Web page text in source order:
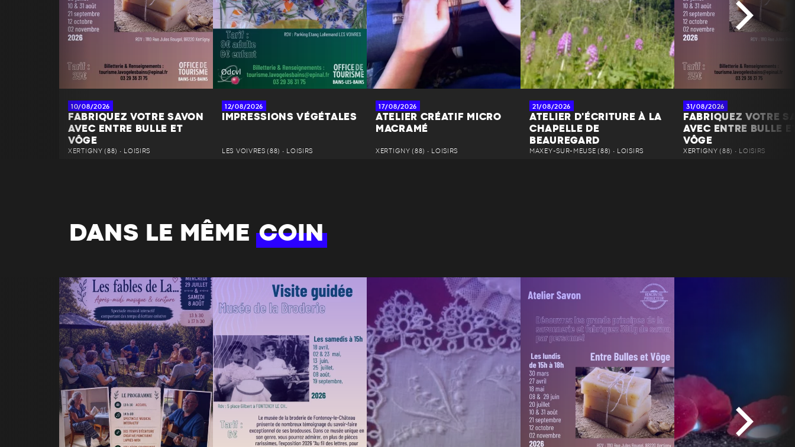
10/08/2026
FABRIQUEZ VOTRE SAVON
AVEC ENTRE BULLE ET
VÔGE
XERTIGNY (88) • LOISIRS
12/08/2026
IMPRESSIONS VÉGÉTALES
LES VOIVRES (88) • LOISIRS
17/08/2026
ATELIER CRÉATIF MICRO
MACRAMÉ
XERTIGNY (88) • LOISIRS
21/08/2026
ATELIER D'ÉCRITURE À LA
CHAPELLE DE
BEAUREGARD
MAXEY-SUR-MEUSE (88) • LOISIRS
31/08/2026
FABRIQUEZ VOTRE
AVEC ENTRE BULLE
VÔGE
XERTIGNY (88) • LOISIRS
DANS LE MÊMECOIN